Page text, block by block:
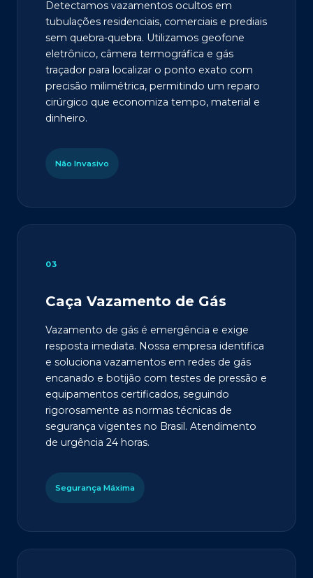
Detectamos vazamentos ocultos em
tubulações residenciais, comerciais e prediais
sem quebra-quebra. Utilizamos geofone
eletrônico, câmera termográfica e gás
traçador para localizar o ponto exato com
precisão milimétrica, permitindo um reparo
cirúrgico que economiza tempo, material e
dinheiro.
Não Invasivo
03
Caça Vazamento de Gás
Vazamento de gás é emergência e exige
resposta imediata. Nossa empresa identifica
e soluciona vazamentos em redes de gás
encanado e botijão com testes de pressão e
equipamentos certificados, seguindo
rigorosamente as normas técnicas de
segurança vigentes no Brasil. Atendimento
de urgência 24 horas.
Segurança Máxima